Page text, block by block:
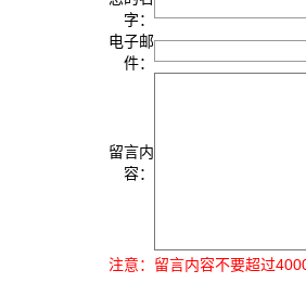
字：
电子邮
件：
留言内
容：
注意： 留言内容不要超过